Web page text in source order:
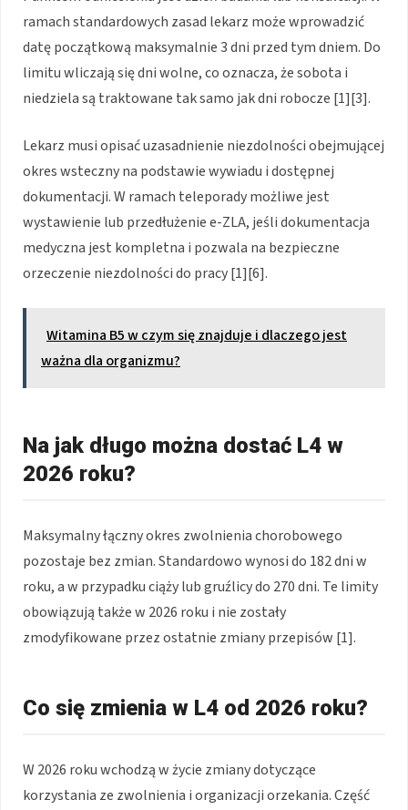
ramach standardowych zasad lekarz może wprowadzić
datę początkową maksymalnie 3 dni przed tym dniem. Do
limitu wliczają się dni wolne, co oznacza, że sobota i
niedziela są traktowane tak samo jak dni robocze [1][3].
Lekarz musi opisać uzasadnienie niezdolności obejmującej
okres wsteczny na podstawie wywiadu i dostępnej
dokumentacji. W ramach teleporady możliwe jest
wystawienie lub przedłużenie e-ZLA, jeśli dokumentacja
medyczna jest kompletna i pozwala na bezpieczne
orzeczenie niezdolności do pracy [1][6].
Witamina B5 w czym się znajduje i dlaczego jest
ważna dla organizmu?
Na jak długo można dostać L4 w
2026 roku?
Maksymalny łączny okres zwolnienia chorobowego
pozostaje bez zmian. Standardowo wynosi do 182 dni w
roku, a w przypadku ciąży lub gruźlicy do 270 dni. Te limity
obowiązują także w 2026 roku i nie zostały
zmodyfikowane przez ostatnie zmiany przepisów [1].
Co się zmienia w L4 od 2026 roku?
W 2026 roku wchodzą w życie zmiany dotyczące
korzystania ze zwolnienia i organizacji orzekania. Część